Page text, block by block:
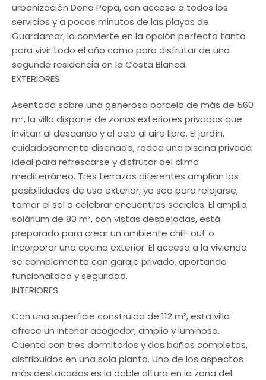
urbanización Doña Pepa, con acceso a todos los
servicios y a pocos minutos de las playas de
Guardamar, la convierte en la opción perfecta tanto
para vivir todo el año como para disfrutar de una
segunda residencia en la Costa Blanca.
EXTERIORES
Asentada sobre una generosa parcela de más de 560
m², la villa dispone de zonas exteriores privadas que
invitan al descanso y al ocio al aire libre. El jardín,
cuidadosamente diseñado, rodea una piscina privada
ideal para refrescarse y disfrutar del clima
mediterráneo. Tres terrazas diferentes amplían las
posibilidades de uso exterior, ya sea para relajarse,
tomar el sol o celebrar encuentros sociales. El amplio
solárium de 80 m², con vistas despejadas, está
preparado para crear un ambiente chill-out o
incorporar una cocina exterior. El acceso a la vivienda
se complementa con garaje privado, aportando
funcionalidad y seguridad.
INTERIORES
Con una superficie construida de 112 m², esta villa
ofrece un interior acogedor, amplio y luminoso.
Cuenta con tres dormitorios y dos baños completos,
distribuidos en una sola planta. Uno de los aspectos
más destacados es la doble altura en la zona del